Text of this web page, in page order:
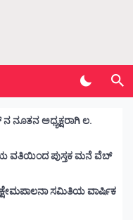
ಕುಂದ ವಾಹಿನಿ
ನೂತನ ಅಧ್ಯಕ್ಷರಾಗಿ ಲ.
ವತಿಯಿಂದ ಪುಸ್ತಕ ಮನೆ ವೆಬ್
ಸಮಿತಿಯ ವಾರ್ಷಿಕ